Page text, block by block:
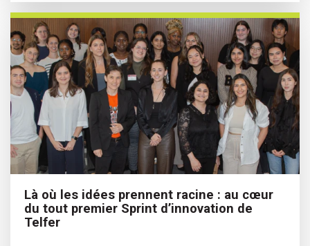
Là où les idées prennent racine : au cœur
du tout premier Sprint d’innovation de
Telfer